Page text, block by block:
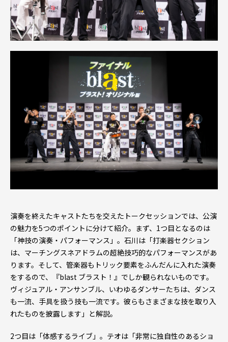
演奏を終えたキャストたちを交えたトークセッションでは、公演
の魅力を5つのポイントに分けて紹介。まず、1つ目となるのは
「神技の演奏・パフォーマンス」。石川は「打楽器セクション
は、マーチングスネアドラムの超絶技巧的なパフォーマンスがあ
ります。そして、管楽器もトリック要素をふんだんに入れた演奏
をするので、『blast ブラスト！』でしか観られないものです。
ヴィジュアル・アンサンブル、いわゆるダンサーたちは、ダンス
も一流、手具を扱う技も一流です。彼らもさまざまな技を取り入
れたものを披露します」と解説。
2つ目は「体感するライブ」。テオは「非常に独自性のあるショ